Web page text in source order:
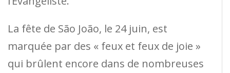
La fête de São João, le 24 juin, est
marquée par des « feux et feux de joie »
qui brûlent encore dans de nombreuses